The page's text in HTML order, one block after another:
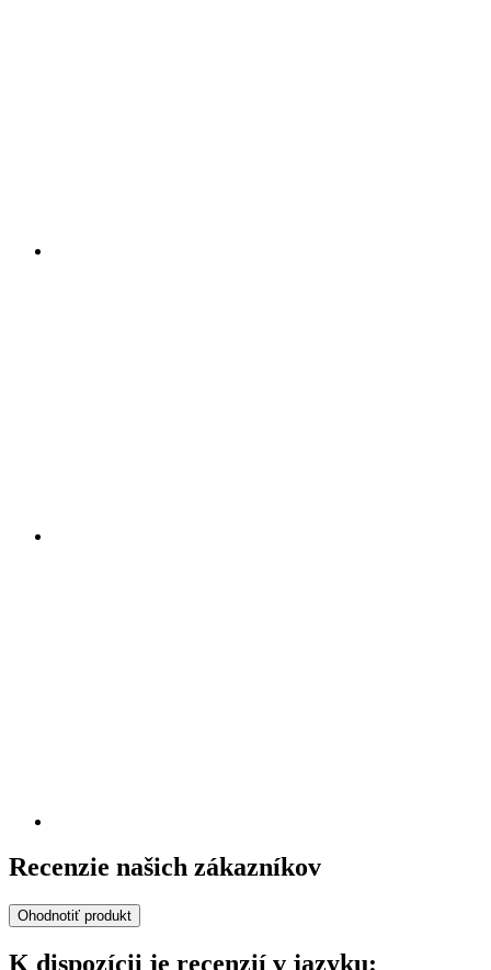
Recenzie našich zákazníkov
Ohodnotiť produkt
K dispozícii je recenzií v jazyku: